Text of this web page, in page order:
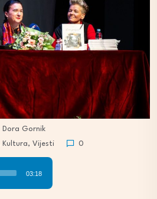
Dora Gornik
Kultura, Vijesti 0
03:18